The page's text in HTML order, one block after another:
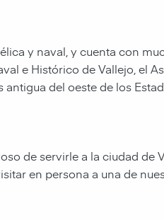
y naval, y cuenta con
e Histórico de Vallejo, el
del oeste de los
de servirle a la ciudad de
en persona a una de